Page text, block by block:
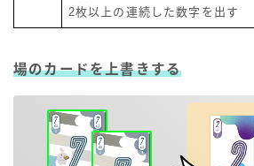
2枚以上の連続した数字を出す
場のカードを上書きする